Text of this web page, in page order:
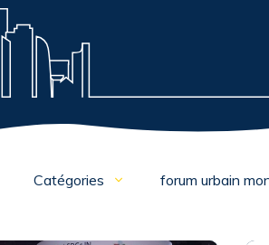
Catégories forum urbain